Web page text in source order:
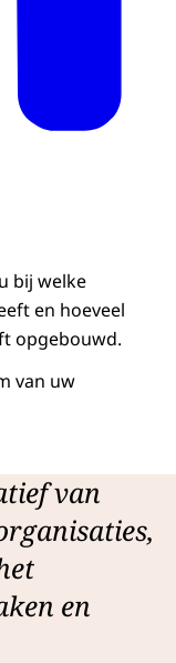
bij welke
en hoeveel
opgebouwd.
van uw
van
en